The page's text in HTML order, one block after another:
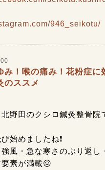
946_seikotu/
み！喉の痛み！花粉症に
のススメ
野田のクシロ鍼灸整骨院
始めましたね❗
風・急な寒さのぶり返し
素が満載😖